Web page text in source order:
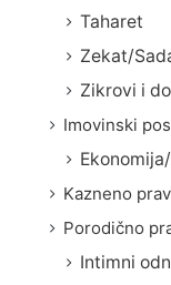
Taharet
Zekat/
Zikrovi i
Imovinski
Kazneno
Porodično
Intimni